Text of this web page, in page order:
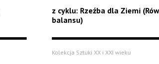
z cyklu: Rzeźba dla Ziemi
balansu)
Kolekcja Sztuki XX i XXI wieku